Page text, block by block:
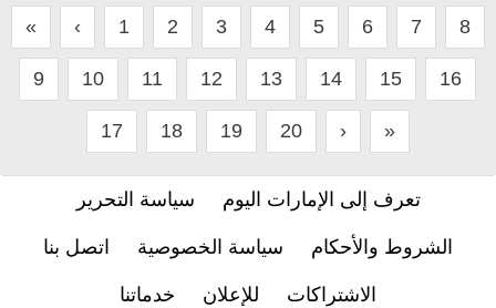
« ‹ 1 2 3 4 5 6 7 8
9 10 11 12 13 14 15 16
17 18 19 20 › »
تعرف إلى الإمارات اليوم سياسة التحرير
الشروط والأحكام سياسة الخصوصية اتصل بنا
الاشتراكات للإعلان خدماتنا